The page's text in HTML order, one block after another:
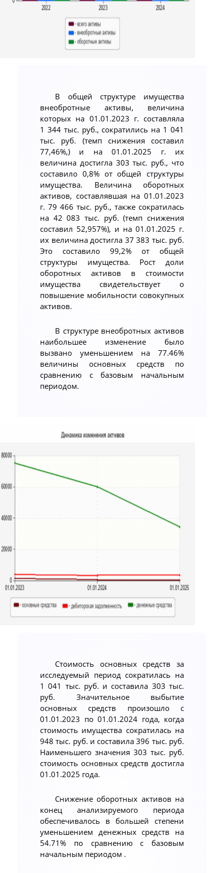
В общей структуре имущества
внеобротные активы, величина
которых на 01.01.2023 г. составляла
1 344 тыс. руб., сократились на 1 041
тыс. руб. (темп снижения составил
77,46%,) и на 01.01.2025 г. их
величина достигла 303 тыс. руб., что
составило 0,8% от общей структуры
имущества. Величина оборотных
активов, составлявшая на 01.01.2023
г. 79 466 тыс. руб., также сократилась
на 42 083 тыс. руб. (темп снижения
составил 52,957%), и на 01.01.2025 г.
их величина достигла 37 383 тыс. руб.
Это составило 99,2% от общей
структуры имущества. Рост доли
оборотных активов в стоимости
имущества свидетельствует о
повышение мобильности совокупных
активов.
В структуре внеобротных активов
наибольшее изменение было
вызвано уменьшением на 77.46%
величины основных средств по
сравнению с базовым начальным
периодом.
Стоимость основных средств за
исследуемый период сократилась на
1 041 тыс. руб. и составила 303 тыс.
руб. Значительное выбытие
основных средств произошло с
01.01.2023 по 01.01.2024 года, когда
стоимость имущества сократилась на
948 тыс. руб. и составила 396 тыс. руб.
Наименьшего значения 303 тыс. руб.
стоимость основных средств достигла
01.01.2025 года.
Снижение оборотных активов на
конец анализируемого периода
обеспечивалось в большей степени
уменьшением денежных средств на
54.71% по сравнению с базовым
начальным периодом .